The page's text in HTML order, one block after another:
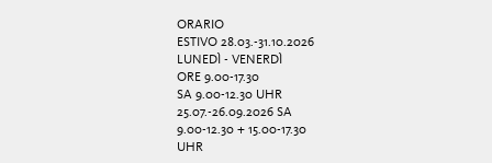
ORARIO
ESTIVO 28.03.-31.10.2026
LUNEDÌ - VENERDÌ
ORE 9.00-17.30
SA 9.00-12.30 UHR
25.07.-26.09.2026 SA
9.00-12.30 + 15.00-17.30
UHR